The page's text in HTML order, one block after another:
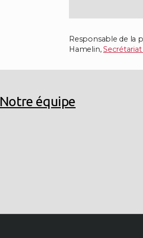
Responsable de la
Hamelin,
Notre équipe